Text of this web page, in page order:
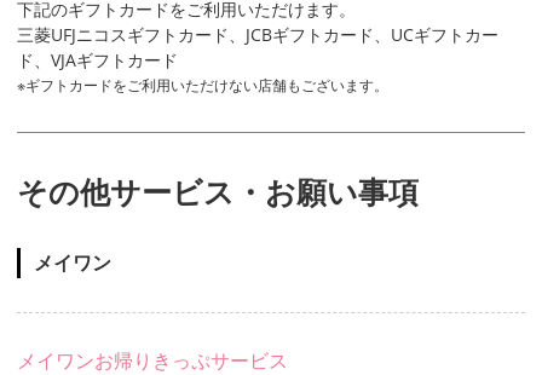
下記のギフトカードをご利用いただけます。
三菱UFJニコスギフトカード、JCBギフトカード、UCギフトカー
ド、VJAギフトカード
ギフトカードをご利用いただけない店舗もございます。
その他サービス・お願い事項
メイワン
メイワンお帰りきっぷサービス